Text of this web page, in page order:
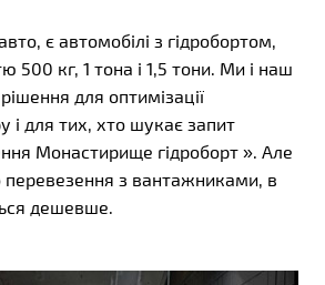
є автомобілі з гідробортом,
500 кг, 1 тона і 1,5 тони. Ми і наш
для оптимізації
і для тих, хто шукає запит
Монастирище гідроборт ». Але
перевезення з вантажниками, в
дешевше.